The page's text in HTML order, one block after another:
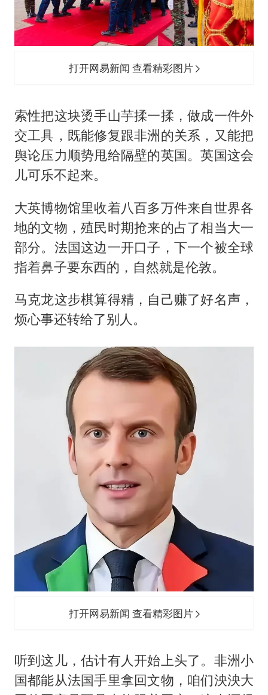
打开网易新闻 查看精彩图片
索性把这块烫手山芋揉一揉，做成一件外
交工具，既能修复跟非洲的关系，又能把
舆论压力顺势甩给隔壁的英国。英国这会
儿可乐不起来。
大英博物馆里收着八百多万件来自世界各
地的文物，殖民时期抢来的占了相当大一
部分。法国这边一开口子，下一个被全球
指着鼻子要东西的，自然就是伦敦。
马克龙这步棋算得精，自己赚了好名声，
烦心事还转给了别人。
打开网易新闻 查看精彩图片
听到这儿，估计有人开始上头了。非洲小
国都能从法国手里拿回文物，咱们泱泱大